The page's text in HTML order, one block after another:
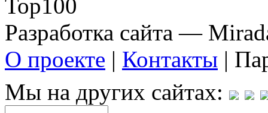
Разработка сайта —
О проекте | Контакты |
Мы на других сайтах: